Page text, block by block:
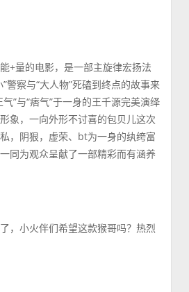
+量的电影，是一部主旋律宏扬法
警察与“大人物”死磕到终点的故事来
”与“痞气”于一身的王千源完美演绎
象，一向外形不讨喜的包贝儿这次
，阴狠，虚荣、bt为一身的纨绔富
同为观众呈献了一部精彩而有涵养
，小火伴们希望这款猴哥吗？热烈